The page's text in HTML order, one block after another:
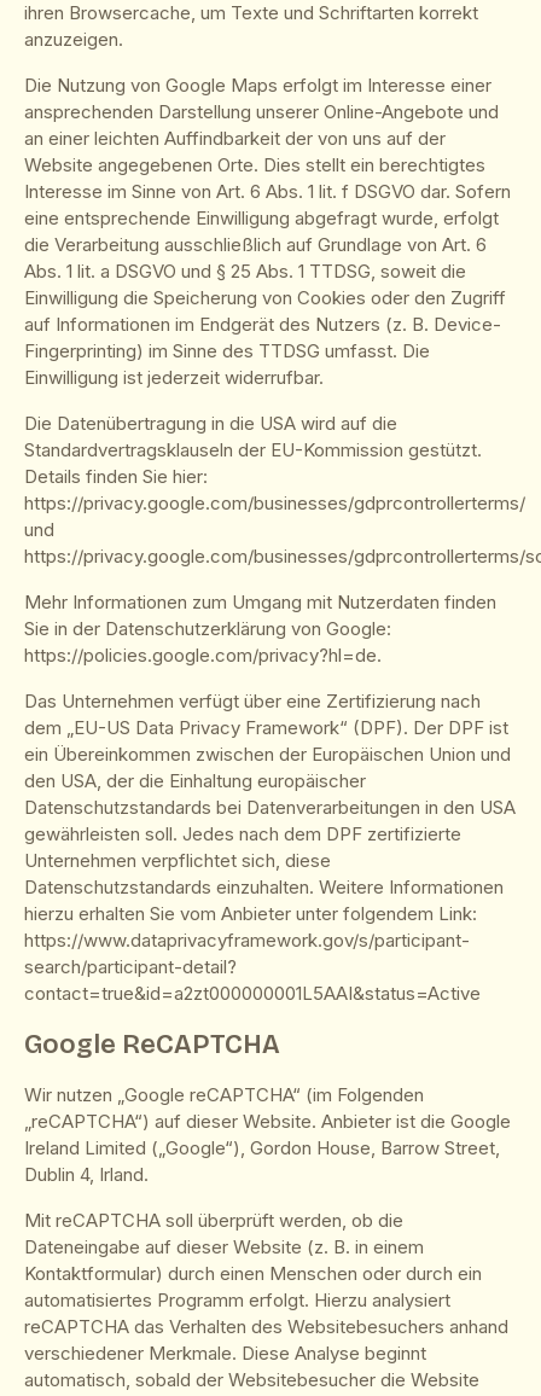
ihren Browsercache, um Texte und Schriftarten korrekt
anzuzeigen.
Die Nutzung von Google Maps erfolgt im Interesse einer
ansprechenden Darstellung unserer Online-Angebote und
an einer leichten Auffindbarkeit der von uns auf der
Website angegebenen Orte. Dies stellt ein berechtigtes
Interesse im Sinne von Art. 6 Abs. 1 lit. f DSGVO dar. Sofern
eine entsprechende Einwilligung abgefragt wurde, erfolgt
die Verarbeitung ausschließlich auf Grundlage von Art. 6
Abs. 1 lit. a DSGVO und § 25 Abs. 1 TTDSG, soweit die
Einwilligung die Speicherung von Cookies oder den Zugriff
auf Informationen im Endgerät des Nutzers (z. B. Device-
Fingerprinting) im Sinne des TTDSG umfasst. Die
Einwilligung ist jederzeit widerrufbar.
Die Datenübertragung in die USA wird auf die
Standardvertragsklauseln der EU-Kommission gestützt.
Details finden Sie hier:
https://privacy.google.com/businesses/gdprcontrollerterms/
und
https://privacy.google.com/businesses/gdprcontrollerterms/
Mehr Informationen zum Umgang mit Nutzerdaten finden
Sie in der Datenschutzerklärung von Google:
https://policies.google.com/privacy?hl=de.
Das Unternehmen verfügt über eine Zertifizierung nach
dem „EU-US Data Privacy Framework“ (DPF). Der DPF ist
ein Übereinkommen zwischen der Europäischen Union und
den USA, der die Einhaltung europäischer
Datenschutzstandards bei Datenverarbeitungen in den USA
gewährleisten soll. Jedes nach dem DPF zertifizierte
Unternehmen verpflichtet sich, diese
Datenschutzstandards einzuhalten. Weitere Informationen
hierzu erhalten Sie vom Anbieter unter folgendem Link:
https://www.dataprivacyframework.gov/s/participant-
search/participant-detail?
contact=true&id=a2zt000000001L5AAI&status=Active
Google ReCAPTCHA
Wir nutzen „Google reCAPTCHA“ (im Folgenden
„reCAPTCHA“) auf dieser Website. Anbieter ist die Google
Ireland Limited („Google“), Gordon House, Barrow Street,
Dublin 4, Irland.
Mit reCAPTCHA soll überprüft werden, ob die
Dateneingabe auf dieser Website (z. B. in einem
Kontaktformular) durch einen Menschen oder durch ein
automatisiertes Programm erfolgt. Hierzu analysiert
reCAPTCHA das Verhalten des Websitebesuchers anhand
verschiedener Merkmale. Diese Analyse beginnt
automatisch, sobald der Websitebesucher die Website